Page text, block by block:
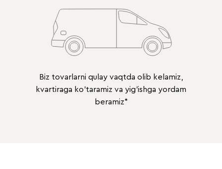
Biz tovarlarni qulay vaqtda olib kelamiz,
kvartiraga ko'taramiz va yig'ishga yordam
beramiz*